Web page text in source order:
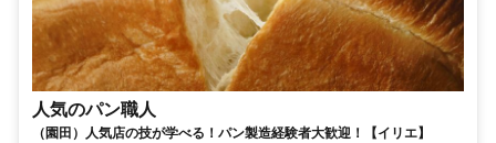
人気のパン職人
（園田）人気店の技が学べる！パン製造経験者大歓迎！【イリエ】